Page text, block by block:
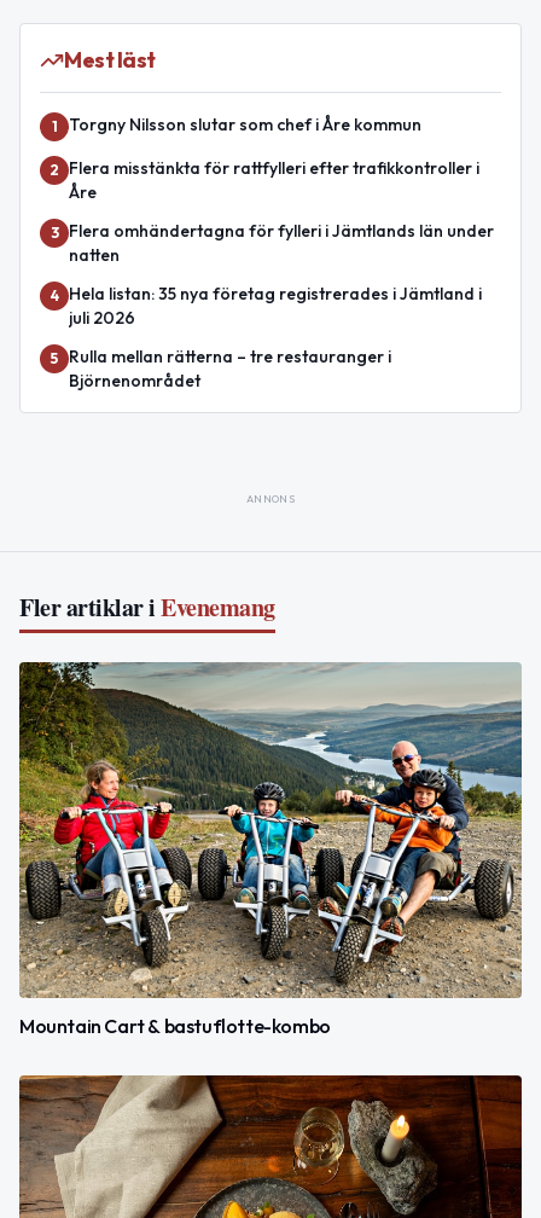
Mest läst
1 Torgny Nilsson slutar som chef i Åre kommun
2
Flera misstänkta för rattfylleri efter trafikkontroller i
Åre
3
Flera omhändertagna för fylleri i Jämtlands län under
natten
4
Hela listan: 35 nya företag registrerades i Jämtland i
juli 2026
5
Rulla mellan rätterna – tre restauranger i
Björnenområdet
ANNONS
Fler artiklar iEvenemang
Mountain Cart & bastuflotte-kombo